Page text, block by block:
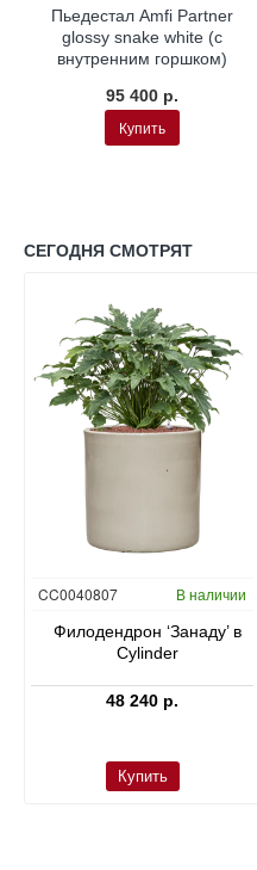
Пьедестал Amfi Partner
glossy snake white (с
внутренним горшком)
95 400 р.
Купить
СЕГОДНЯ СМОТРЯТ
CC0040807 В наличии
Филодендрон ‘Занаду’ в
Cylinder
48 240 р.
Купить